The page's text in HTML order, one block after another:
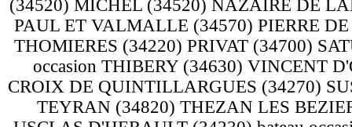
(34520) MICHEL (34520) NAZAIRE DE
PAUL ET VALMALLE (34570) PIERRE
THOMIERES (34220) PRIVAT (34700)
occasion THIBERY (34630) VINCENT
CROIX DE QUINTILLARGUES (34270)
TEYRAN (34820) THEZAN LES